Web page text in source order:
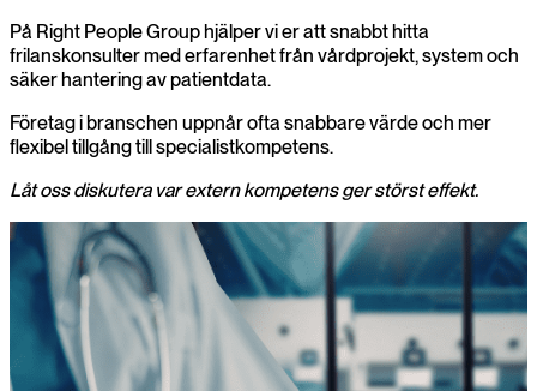
På Right People Group hjälper vi er att snabbt hitta
frilanskonsulter med erfarenhet från vårdprojekt, system och
säker hantering av patientdata.
Företag i branschen uppnår ofta snabbare värde och mer
flexibel tillgång till specialistkompetens.
Låt oss diskutera var extern kompetens ger störst effekt.